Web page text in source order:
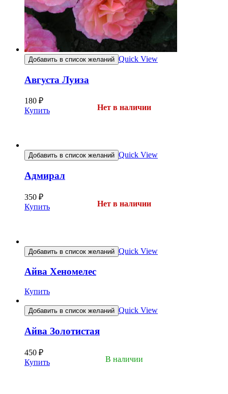
Добавить в список желаний Quick View
Августа Луиза
180 ₽
Купить
Нет в наличии
Добавить в список желаний Quick View
Адмирал
350 ₽
Купить
Нет в наличии
Добавить в список желаний Quick View
Айва Хеномелес
Купить
Добавить в список желаний Quick View
Айва Золотистая
450 ₽
Купить
В наличии